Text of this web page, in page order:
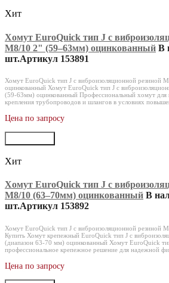
Хит
Хомут EuroQuick тип J с
M8/10 2" (59‒63мм) оцинкованный В
шт.Артикул 153891
Хомут EuroQuick тип J с виброизоляционной резиной
оцинкованный Хомут EuroQuick тип J с
(59-63мм) оцинкованный Профессиональный хомут
крепления трубопроводов и шлангов в условиях
Цена по запросу
Хит
Хомут EuroQuick тип J с
M8/10 (63‒70мм) оцинкованный В
шт.Артикул 153892
Хомут EuroQuick тип J с виброизоляционной резиной
Купить Хомут крепежный EuroQuick тип J с
(диапазон 63-70 мм) оцинкованный Хомут EuroQuick
профессиональное крепежное решение для надежной
Цена по запросу